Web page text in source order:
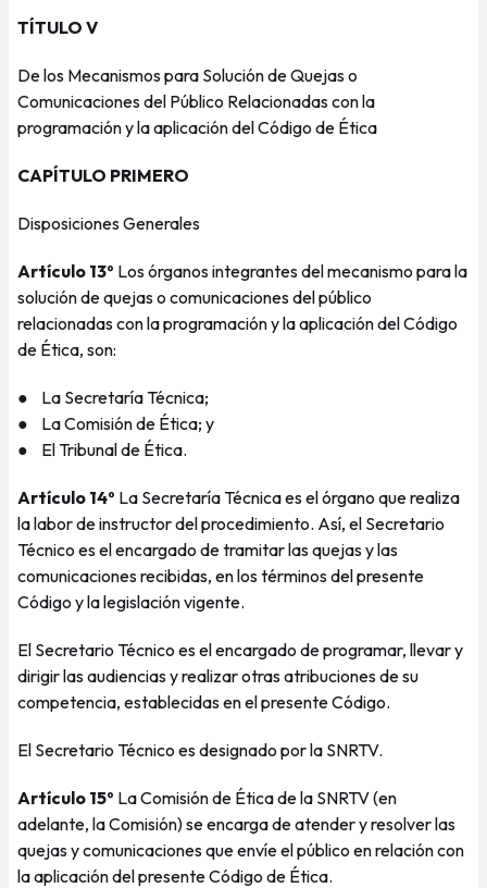
TÍTULO V
De los Mecanismos para Solución de Quejas o
Comunicaciones del Público Relacionadas con la
programación y la aplicación del Código de Ética
CAPÍTULO PRIMERO
Disposiciones Generales
Artículo 13º Los órganos integrantes del mecanismo para la
solución de quejas o comunicaciones del público
relacionadas con la programación y la aplicación del Código
de Ética, son:
● La Secretaría Técnica;
● La Comisión de Ética; y
● El Tribunal de Ética.
Artículo 14º La Secretaría Técnica es el órgano que realiza
la labor de instructor del procedimiento. Así, el Secretario
Técnico es el encargado de tramitar las quejas y las
comunicaciones recibidas, en los términos del presente
Código y la legislación vigente.
El Secretario Técnico es el encargado de programar, llevar y
dirigir las audiencias y realizar otras atribuciones de su
competencia, establecidas en el presente Código.
El Secretario Técnico es designado por la SNRTV.
Artículo 15º La Comisión de Ética de la SNRTV (en
adelante, la Comisión) se encarga de atender y resolver las
quejas y comunicaciones que envíe el público en relación con
la aplicación del presente Código de Ética.